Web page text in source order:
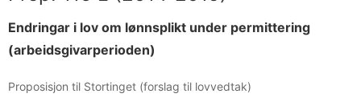
Endringar i lov om lønnsplikt under permittering
(arbeidsgivarperioden)
Proposisjon til Stortinget (forslag til lovvedtak)